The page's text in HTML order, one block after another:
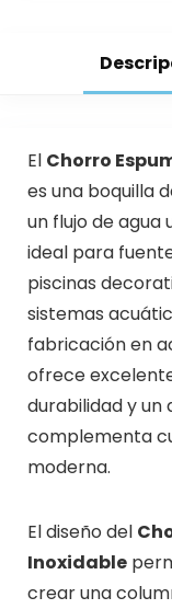
El Chorro
es una boquilla
un flujo de
ideal para
piscinas
sistemas
fabricación en
ofrece
durabilidad y un
complementa
moderna.
El diseño del
Inoxidable
crear una